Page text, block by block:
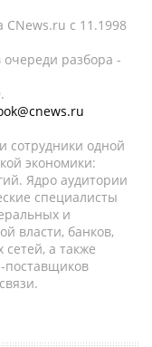
c 11.1998
разбора -
сотрудники одной
экономики:
Ядро аудитории
специалисты
и
власти, банков,
а также
поставщиков